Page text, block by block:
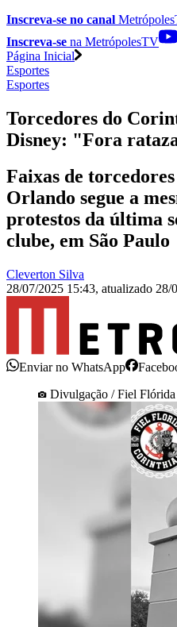
Inscreva-se no canal
Inscreva-se na MetrópolesTV
Página Inicial
Esportes
Esportes
Torcedores do
Disney: "Fora
Faixas de
Orlando segue a
protestos da última
clube, em São Paulo
Cleverton Silva
28/07/2025 15:43, atualizado 28/
Enviar no WhatsApp
Divulgação / Fiel Flórida